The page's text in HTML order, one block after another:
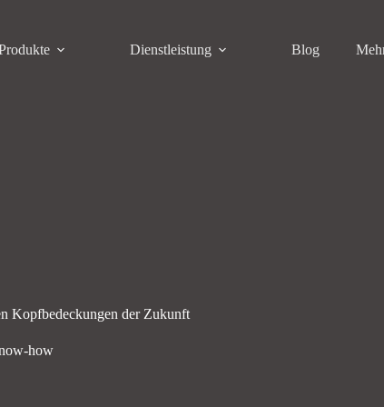
Dienstleistung Blog
Kopfbedeckungen der Zukunft
how